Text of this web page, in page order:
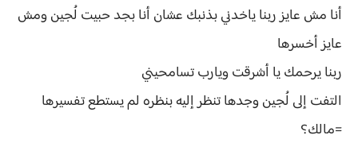
أنا مش عايز ربنا ياخدني بذنبك عشان أنا بجد حبيت لُجين ومش
عايز أخسرها
ربنا يرحمك يا أشرقت ويارب تسامحيني
التفت إلى لُجين وجدها تنظر إليه بنظره لم يستطع تفسيرها
=مالك؟